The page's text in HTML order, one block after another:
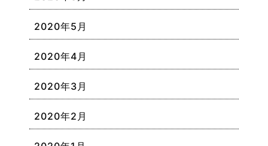
2020年5月
2020年4月
2020年3月
2020年2月